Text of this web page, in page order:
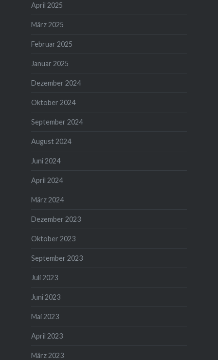
April 2025
März 2025
Februar 2025
Januar 2025
Dezember 2024
Oktober 2024
September 2024
August 2024
Juni 2024
April 2024
März 2024
Dezember 2023
Oktober 2023
September 2023
Juli 2023
Juni 2023
Mai 2023
April 2023
März 2023